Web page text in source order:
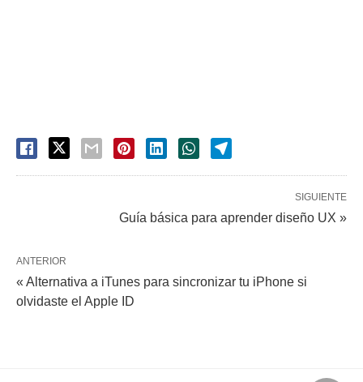
SIGUIENTE
Guía básica para aprender diseño UX »
ANTERIOR
« Alternativa a iTunes para sincronizar tu iPhone si
olvidaste el Apple ID